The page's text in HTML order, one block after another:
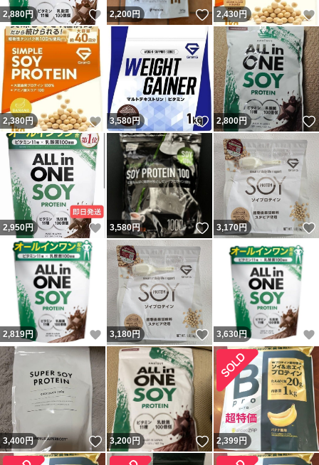
2,880円 いいね！
2,200円 いいね！
2,430円
2,380円 いいね！
3,580円 いいね！
2,800円
2,950円 いいね！
3,580円 いいね！
3,170円
2,819円 いいね！
3,180円 いいね！
3,630円
3,400円 いいね！
3,200円 いいね！
2,399円